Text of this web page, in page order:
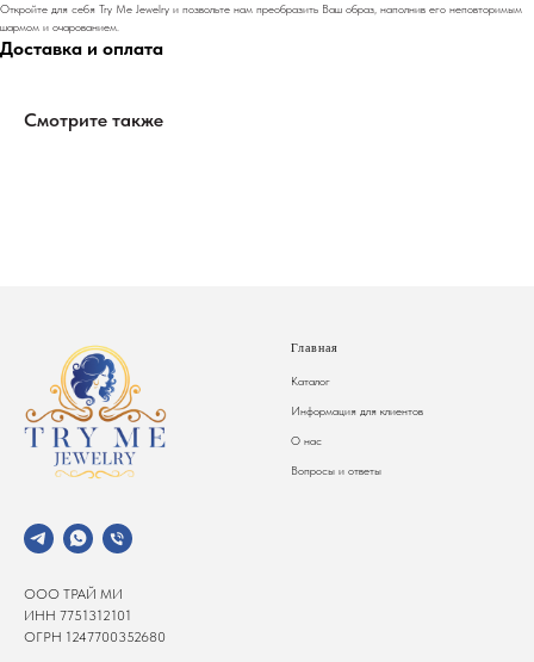
Откройте для себя Try Me Jewelry и позвольте нам преобразить Ваш образ, наполнив его неповторимым
шармом и очарованием.
Доставка и оплата
Смотрите также
ООО ТРАЙ МИ
ИНН 7751312101
ОГРН 1247700352680
Главная
Каталог
Информация для клиентов
О нас
Вопросы и ответы